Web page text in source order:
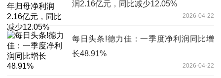
润2.16亿元，同比减少12.05%
2026-04-22
每日头条!德力佳：一季度净利润同比增
长48.91%
2026-04-22